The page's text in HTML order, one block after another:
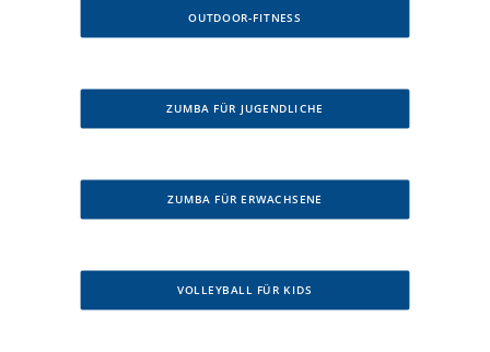
OUTDOOR-FITNESS
ZUMBA FÜR JUGENDLICHE
ZUMBA FÜR ERWACHSENE
VOLLEYBALL FÜR KIDS